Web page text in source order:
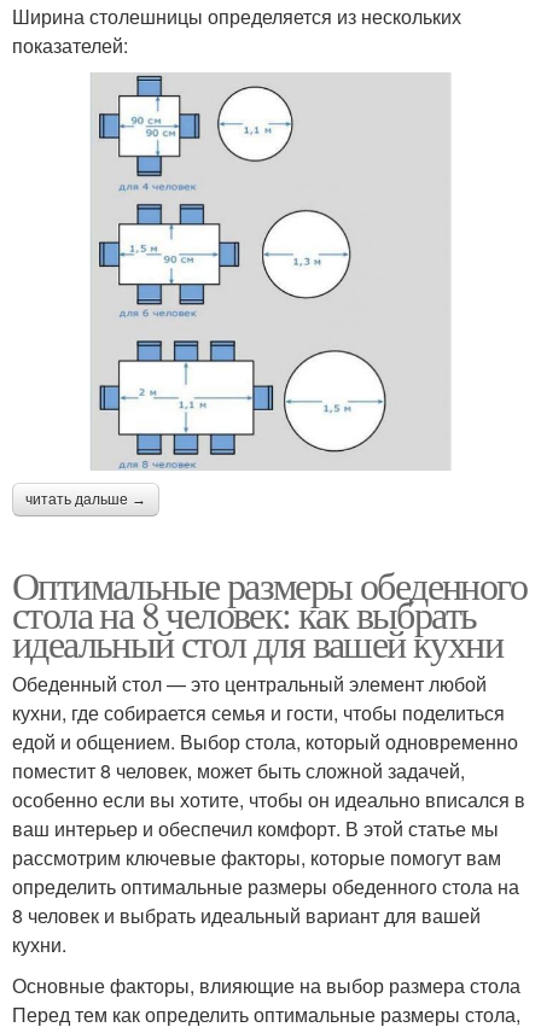
Ширина столешницы определяется из нескольких
показателей:
читать дальше →
Оптимальные размеры обеденного
стола на 8 человек: как выбрать
идеальный стол для вашей кухни
Обеденный стол — это центральный элемент любой
кухни, где собирается семья и гости, чтобы поделиться
едой и общением. Выбор стола, который одновременно
поместит 8 человек, может быть сложной задачей,
особенно если вы хотите, чтобы он идеально вписался в
ваш интерьер и обеспечил комфорт. В этой статье мы
рассмотрим ключевые факторы, которые помогут вам
определить оптимальные размеры обеденного стола на
8 человек и выбрать идеальный вариант для вашей
кухни.
Основные факторы, влияющие на выбор размера стола
Перед тем как определить оптимальные размеры стола,